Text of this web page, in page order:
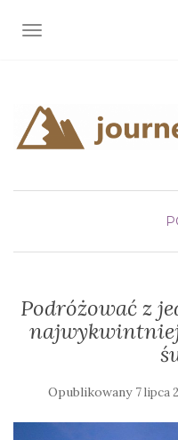
TOGGLE NAVIGATION
Podróżować z
Opublikowany 7 lipca